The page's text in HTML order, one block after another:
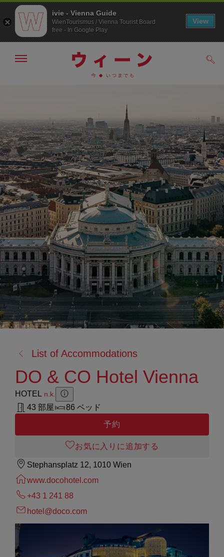
へ
ジ
の
ト
ッ
プ
へ
メ
非
表
示
る:
List of Accommodations
DO & CO Hotel Vienna
HOTEL n.k.
Zusatzinformation anzeigen
Zusatzinformation ausblenden
43 部屋
86 ベッド
予約
お気に入りに追加する
Stephansplatz 12, 1010 Wien
www.docohotel.com
+43 1 241 88
hotel@doco.com
ivie - Vienna Guide
WienTourismus / Vienna Tourist Board
free - In Google Play
View